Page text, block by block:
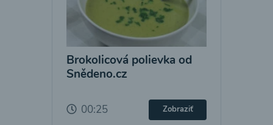
Brokolicová polievka od
Snědeno.cz
00:25 Zobraziť